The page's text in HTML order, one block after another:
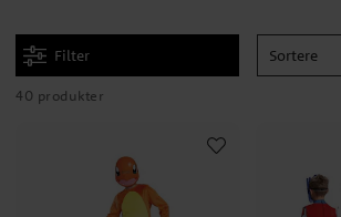
Filter Sortere
40 produkter